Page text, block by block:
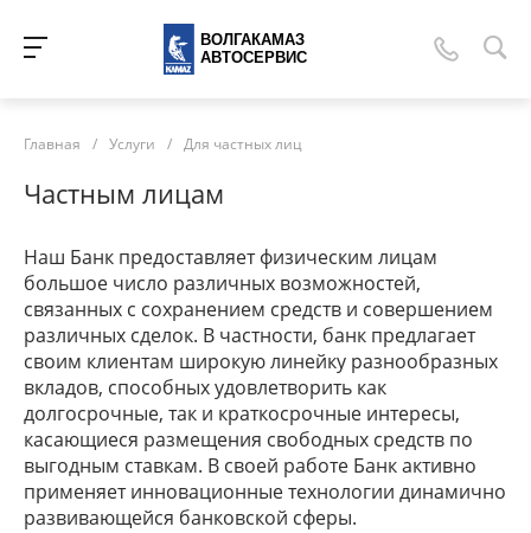
ВОЛГАКАМАЗ
АВТОСЕРВИС
Главная / Услуги / Для частных лиц
Частным лицам
Наш Банк предоставляет физическим лицам
большое число различных возможностей,
связанных с сохранением средств и совершением
различных сделок. В частности, банк предлагает
своим клиентам широкую линейку разнообразных
вкладов, способных удовлетворить как
долгосрочные, так и краткосрочные интересы,
касающиеся размещения свободных средств по
выгодным ставкам. В своей работе Банк активно
применяет инновационные технологии динамично
развивающейся банковской сферы.